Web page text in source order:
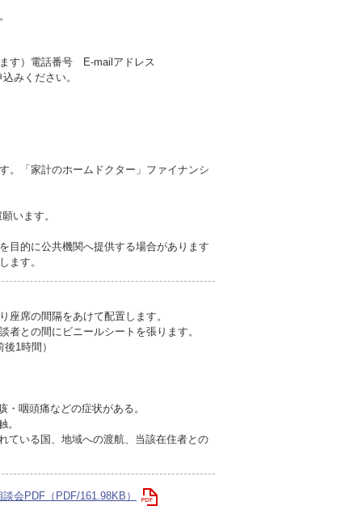
ます）電話番号 E-mailアドレス
みください。
。「家計のホームドクター」ファイナンシ
います。
目的に公共機関へ提供する場合があります
ます。
座席の間隔をあけて配置します。
者との間にビニールシートを張ります。
1時間）
咽頭痛などの症状がある。
。
ている国、地域への渡航、当該在住者との
会PDF（PDF/161.98KB）